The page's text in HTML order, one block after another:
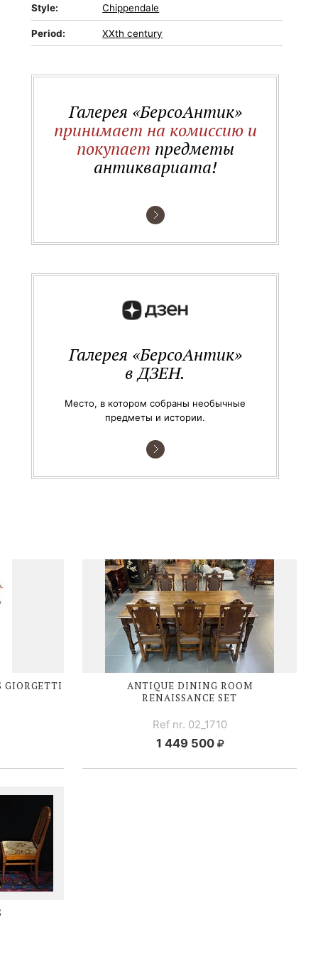
Style: Chippendale
Period: XXth century
Галерея «БерсоАнтик»
принимает на комиссию и
покупает предметы
антиквариата!
Галерея «БерсоАнтик»
в ДЗЕН.
Место, в котором собраны необычные
предметы и истории.
GIORGETTI
ANTIQUE DINING ROOM
RENAISSANCE SET
Ref nr. 02_1710
1 449 500